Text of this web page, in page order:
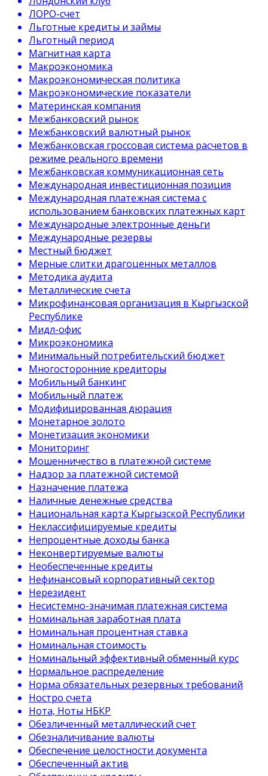
ЛОРО-счет
Льготные кредиты и займы
Льготный период
Магнитная карта
Макроэкономика
Макроэкономическая политика
Макроэкономические показатели
Материнская компания
Межбанковский рынок
Межбанковский валютный рынок
Межбанковская гроссовая система расчетов в
режиме реального времени
Межбанковская коммуникационная сеть
Международная инвестиционная позиция
Международная платежная система с
использованием банковских платежных карт
Международные электронные деньги
Международные резервы
Местный бюджет
Мерные слитки драгоценных металлов
Методика аудита
Металлические счета
Микрофинансовая организация в Кыргызской
Республике
Мидл-офис
Микроэкономика
Минимальный потребительский бюджет
Многосторонние кредиторы
Мобильный банкинг
Мобильный платеж
Модифицированная дюрация
Монетарное золото
Монетизация экономики
Мониторинг
Мошенничество в платежной системе
Надзор за платежной системой
Назначение платежа
Наличные денежные средства
Национальная карта Кыргызской Республики
Неклассифицируемые кредиты
Непроцентные доходы банка
Неконвертируемые валюты
Необеспеченные кредиты
Нефинансовый корпоративный сектор
Нерезидент
Несистемно-значимая платежная система
Номинальная заработная плата
Номинальная процентная ставка
Номинальная стоимость
Номинальный эффективный обменный курс
Нормальное распределение
Норма обязательных резервных требований
Ностро счета
Нота, Ноты НБКР
Обезличенный металлический счет
Обезналичивание валюты
Обеспечение целостности документа
Обеспеченный актив